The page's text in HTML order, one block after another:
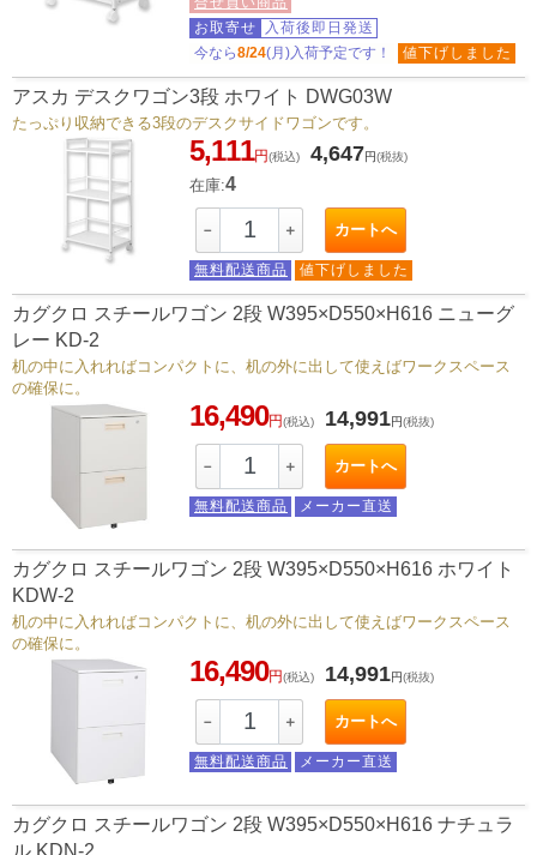
お取寄せ
入荷後即日発送
今なら8/24(月)入荷予定です！ 値下げしました
アスカ デスクワゴン3段 ホワイト DWG03W
たっぷり収納できる3段のデスクサイドワゴンです。
5,111円(税込) 4,647円(税抜)
在庫:4
－ ＋ カートへ
無料配送商品 値下げしました
カグクロ スチールワゴン 2段 W395×D550×H616 ニューグ
レー KD-2
机の中に入れればコンパクトに、机の外に出して使えばワークスペース
の確保に。
16,490円(税込) 14,991円(税抜)
－ ＋ カートへ
無料配送商品 メーカー直送
カグクロ スチールワゴン 2段 W395×D550×H616 ホワイト
KDW-2
机の中に入れればコンパクトに、机の外に出して使えばワークスペース
の確保に。
16,490円(税込) 14,991円(税抜)
－ ＋ カートへ
無料配送商品 メーカー直送
カグクロ スチールワゴン 2段 W395×D550×H616 ナチュラ
ル KDN-2